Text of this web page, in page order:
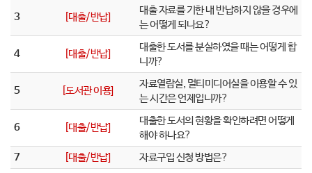
3 [대출/반납]
대출 자료를 기한 내 반납하지 않을 경우에
는 어떻게 되나요?
4 [대출/반납]
대출한 도서를 분실하였을 때는 어떻게 합
니까?
5 [도서관 이용]
자료열람실, 멀티미디어실을 이용할 수 있
는 시간은 언제입니까?
6 [대출/반납]
대출한 도서의 현황을 확인하려면 어떻게
해야 하나요?
7
[대출/반납] 자료구입 신청 방법은?